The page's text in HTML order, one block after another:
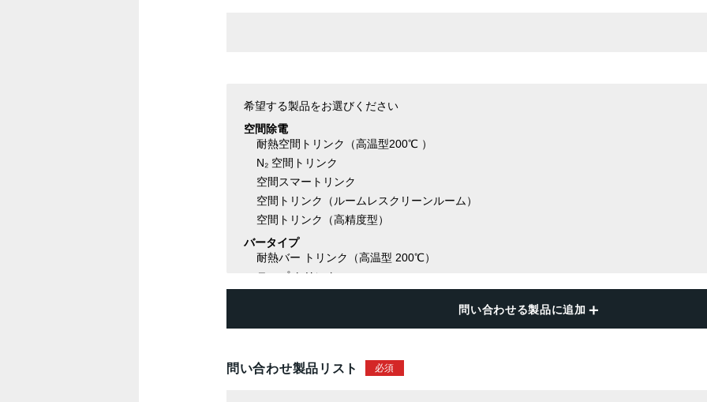
問い合わせる製品に追加
問い合わせ製品リスト